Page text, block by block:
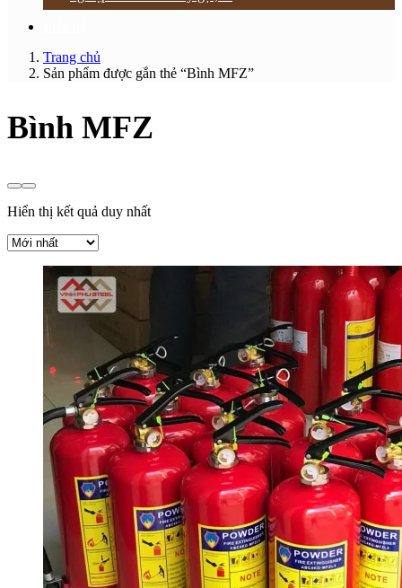
Trang chủ
Sản phẩm được gắn thẻ “Bình MFZ”
Bình MFZ
Hiển thị kết quả duy nhất